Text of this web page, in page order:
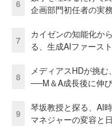
6
企画部門初任者の実
7
カイゼンの知能化か
る、生成AIファース
8
メディアスHDが挑
──M＆A成長後に伸
9
琴坂教授と探る、AI
マネジャーの変容と